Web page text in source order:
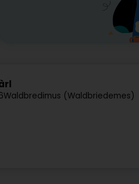
Waldbredimus (Waldbriedemes)